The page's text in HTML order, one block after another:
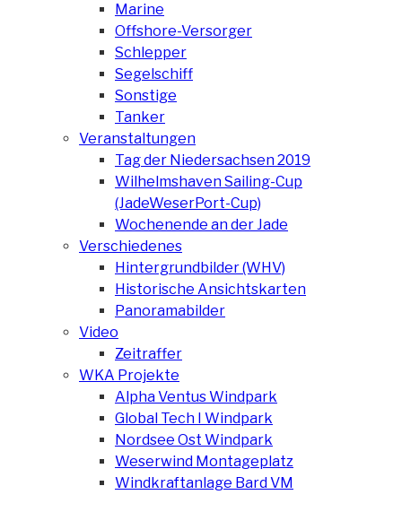
Marine
Offshore-Versorger
Schlepper
Segelschiff
Sonstige
Tanker
Veranstaltungen
Tag der Niedersachsen 2019
Wilhelmshaven Sailing-Cup
(JadeWeserPort-Cup)
Wochenende an der Jade
Verschiedenes
Hintergrundbilder (WHV)
Historische Ansichtskarten
Panoramabilder
Video
Zeitraffer
WKA Projekte
Alpha Ventus Windpark
Global Tech I Windpark
Nordsee Ost Windpark
Weserwind Montageplatz
Windkraftanlage Bard VM